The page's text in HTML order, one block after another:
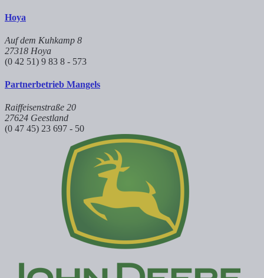
Hoya
Auf dem Kuhkamp 8
27318 Hoya
(0 42 51) 9 83 8 - 573
Partnerbetrieb Mangels
Raiffeisenstraße 20
27624 Geestland
(0 47 45) 23 697 - 50